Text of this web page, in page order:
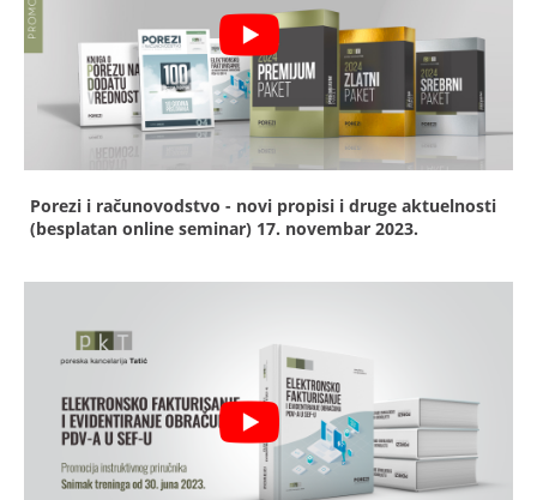
Porezi i računovodstvo - novi propisi i druge aktuelnosti
(besplatan online seminar) 17. novembar 2023.